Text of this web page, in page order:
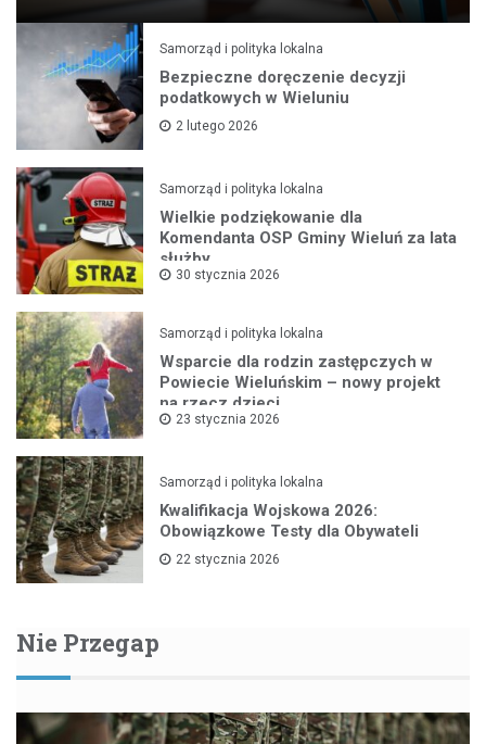
Samorząd i polityka lokalna
Bezpieczne doręczenie decyzji
podatkowych w Wieluniu
2 lutego 2026
Samorząd i polityka lokalna
Wielkie podziękowanie dla
Komendanta OSP Gminy Wieluń za lata
służby
30 stycznia 2026
Samorząd i polityka lokalna
Wsparcie dla rodzin zastępczych w
Powiecie Wieluńskim – nowy projekt
na rzecz dzieci
23 stycznia 2026
Samorząd i polityka lokalna
Kwalifikacja Wojskowa 2026:
Obowiązkowe Testy dla Obywateli
22 stycznia 2026
Nie Przegap